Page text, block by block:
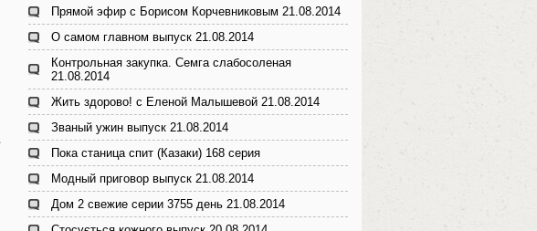
Прямой эфир с Борисом Корчевниковым 21.08.2014
О самом главном выпуск 21.08.2014
Контрольная закупка. Семга слабосоленая
21.08.2014
Жить здорово! с Еленой Малышевой 21.08.2014
Званый ужин выпуск 21.08.2014
Пока станица спит (Казаки) 168 серия
Модный приговор выпуск 21.08.2014
Дом 2 свежие серии 3755 день 21.08.2014